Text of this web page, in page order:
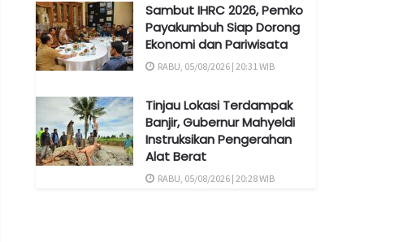
Sambut IHRC 2026, Pemko
Payakumbuh Siap Dorong
Ekonomi dan Pariwisata
RABU, 05/08/2026 | 20:31 WIB
Tinjau Lokasi Terdampak
Banjir, Gubernur Mahyeldi
Instruksikan Pengerahan
Alat Berat
RABU, 05/08/2026 | 20:28 WIB